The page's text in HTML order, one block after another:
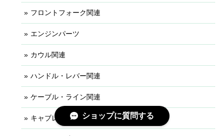
フロントフォーク関連
エンジンパーツ
カウル関連
ハンドル・レバー関連
ケーブル・ライン関連
キャブレター関連ショップに質問する